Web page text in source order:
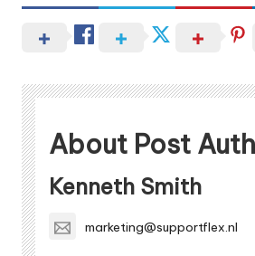
About Post
Kenneth Smith
marketing@supportflex.nl